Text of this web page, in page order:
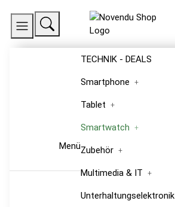
Menü
TECHNIK - DEALS
Smartphone
Tablet
Smartwatch
Zubehör
Multimedia & IT
Unterhaltungselektronik